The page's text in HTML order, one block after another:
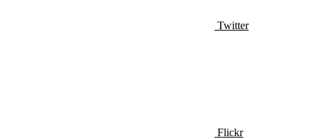
Twitter
Flickr